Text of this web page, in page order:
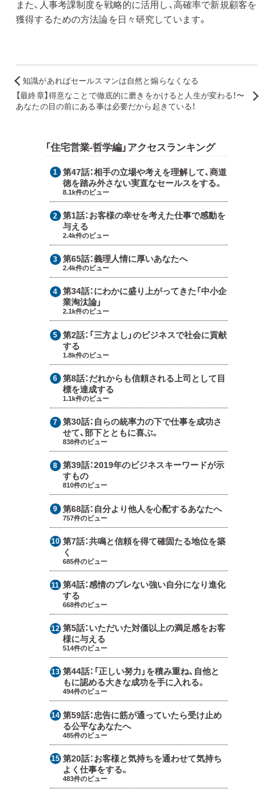
また、人事考課制度を戦略的に活用し、高確率で新規顧客を
獲得するための方法論を日々研究しています。
知識があればセールスマンは自然と煽らなくなる
【最終章】得意なことで徹底的に磨きをかけると人生が変わる！〜
あなたの目の前にある事は必要だから起きている！
「住宅営業-哲学編」アクセスランキング
第47話：相手の立場や考えを理解して、商道
徳を踏み外さない実直なセールスをする。
8.1k件のビュー
第1話：お客様の幸せを考えた仕事で感動を
与える
2.4k件のビュー
第65話：義理人情に厚いあなたへ
2.4k件のビュー
第34話：にわかに盛り上がってきた「中小企
業淘汰論」
2.1k件のビュー
第2話： 「三方よし」のビジネスで社会に貢献
する
1.8k件のビュー
第8話：だれからも信頼される上司として目
標を達成する
1.1k件のビュー
第30話： 自らの統率力の下で仕事を成功さ
せて、部下とともに喜ぶ。
838件のビュー
第39話：2019年のビジネスキーワードが示
すもの
810件のビュー
第68話： 自分より他人を心配するあなたへ
757件のビュー
第7話：共鳴と信頼を得て確固たる地位を築
く
685件のビュー
第4話：感情のブレない強い自分になり進化
する
668件のビュー
第5話：いただいた対価以上の満足感をお客
様に与える
514件のビュー
第44話： 「正しい努力」を積み重ね、自他と
もに認める大きな成功を手に入れる。
494件のビュー
第59話：忠告に筋が通っていたら受け止め
る公平なあなたへ
485件のビュー
第20話：お客様と気持ちを通わせて気持ち
よく仕事をする。
483件のビュー